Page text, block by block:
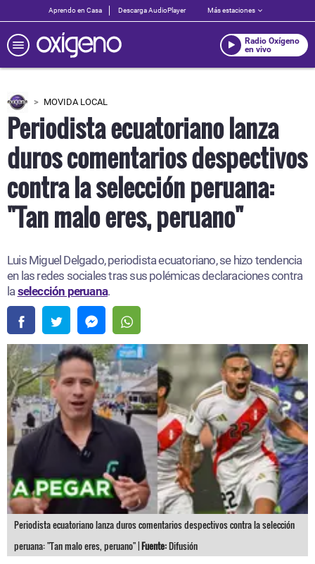
Aprendo en Casa Descarga AudioPlayer Más estaciones
Radio Oxígeno
en vivo
MOVIDA LOCAL
Periodista ecuatoriano lanza
duros comentarios despectivos
contra la selección peruana:
"Tan malo eres, peruano"
Luis Miguel Delgado, periodista ecuatoriano, se hizo tendencia
en las redes sociales tras sus polémicas declaraciones contra
laselección peruana.
Periodista ecuatoriano lanza duros comentarios despectivos contra la selección
peruana: "Tan malo eres, peruano" |Fuente:Difusión